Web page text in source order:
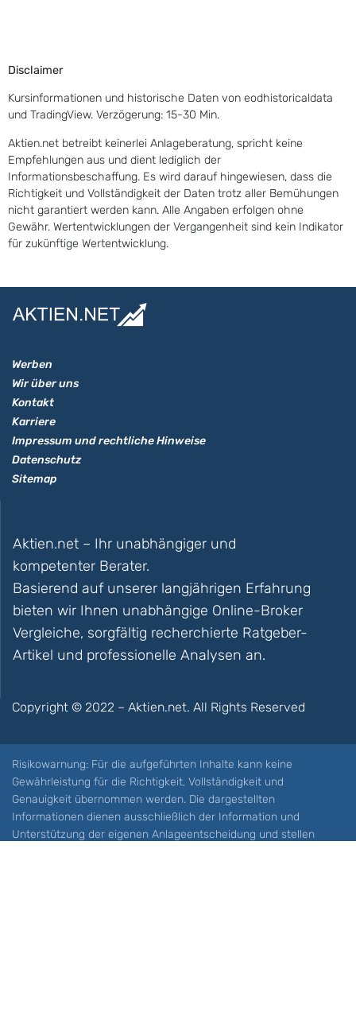
Disclaimer
Kursinformationen und historische Daten von eodhistoricaldata
und TradingView. Verzögerung: 15-30 Min.
Aktien.net betreibt keinerlei Anlageberatung, spricht keine
Empfehlungen aus und dient lediglich der
Informationsbeschaffung. Es wird darauf hingewiesen, dass die
Richtigkeit und Vollständigkeit der Daten trotz aller Bemühungen
nicht garantiert werden kann. Alle Angaben erfolgen ohne
Gewähr. Wertentwicklungen der Vergangenheit sind kein Indikator
für zukünftige Wertentwicklung.
Werben
Wir über uns
Kontakt
Karriere
Impressum und rechtliche Hinweise
Datenschutz
Sitemap
Aktien.net – Ihr unabhängiger und
kompetenter Berater.
Basierend auf unserer langjährigen Erfahrung
bieten wir Ihnen unabhängige Online-Broker
Vergleiche, sorgfältig recherchierte Ratgeber-
Artikel und professionelle Analysen an.
Copyright © 2022 – Aktien.net. All Rights Reserved
Risikowarnung: Für die aufgeführten Inhalte kann keine
Gewährleistung für die Richtigkeit, Vollständigkeit und
Genauigkeit übernommen werden. Die dargestellten
Informationen dienen ausschließlich der Information und
Unterstützung der eigenen Anlageentscheidung und stellen